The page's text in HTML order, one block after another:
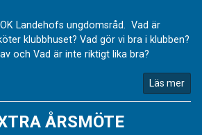
Landehofs ungdomsråd. Vad är
klubbhuset? Vad gör vi bra i klubben?
och Vad är inte riktigt lika bra?
Läs mer
ÅRSMÖTE